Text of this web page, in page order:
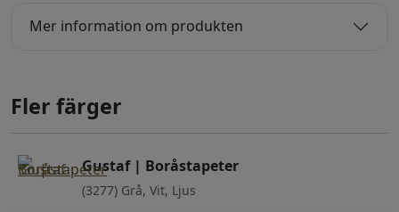
Mer information om produkten
Fler färger
Gustaf | Boråstapeter
(3277) Grå, Vit, Ljus